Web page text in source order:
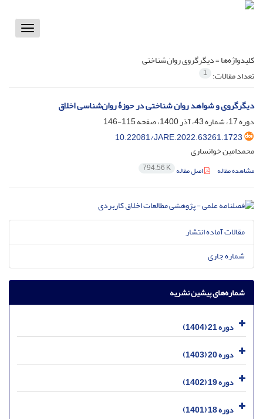
Toggle
کلیدواژه‌ها =دیگرگروی روان‌شناختی
تعداد مقالات: 1
دیگرگروی و شواهد روان شناختی در حوزۀ روان‌شناسی اخلاق
دوره 17، شماره 43، آذر 1400، صفحه
115-146
10.22081/JARE.2022.63261.1723
محمدامین خوانساری
مشاهده مقاله اصل مقاله 794.56 K
مقالات آماده انتشار
شماره جاری
شماره‌های پیشین نشریه
دوره 21 (1404)
دوره 20 (1403)
دوره 19 (1402)
دوره 18 (1401)